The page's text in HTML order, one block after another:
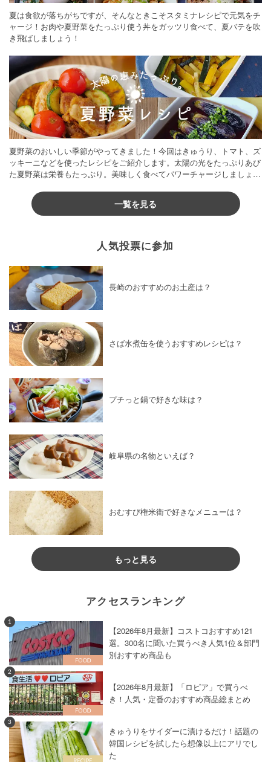
夏は食欲が落ちがちですが、そんなときこそスタミナレシピで元気をチ
ャージ！お肉や夏野菜をたっぷり使う丼をガッツリ食べて、夏バテを吹
き飛ばしましょう！
夏野菜のおいしい季節がやってきました！今回はきゅうり、トマト、ズ
ッキーニなどを使ったレシピをご紹介します。太陽の光をたっぷりあび
た夏野菜は栄養もたっぷり。美味しく食べてパワーチャージしましょう
一覧を見る
人気投票に参加
長崎のおすすめのお土産は？
さば水煮缶を使うおすすめレシピは？
プチっと鍋で好きな味は？
岐阜県の名物といえば？
おむすび権米衛で好きなメニューは？
もっと見る
アクセスランキング
1
【2026年8月最新】コストコおすすめ121
選。300名に聞いた買うべき人気1位＆部門
別おすすめ商品も
2
【2026年8月最新】「ロピア」で買うべ
き！人気・定番のおすすめ商品総まとめ
3
きゅうりをサイダーに漬けるだけ！話題の
韓国レシピを試したら想像以上にアリでし
た